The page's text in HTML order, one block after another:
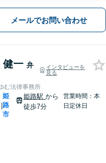
メールでお問い合わせ
健一 弁
インタビューを
見る
む法律事務所
|
姫
路
市
姫路駅から
徒歩7分
営業時間：本
日定休日